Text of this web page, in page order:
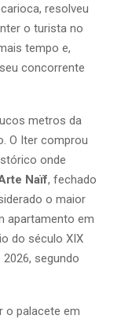
resolveu
o turista no
tempo e,
concorrente
metros da
O Iter comprou
onde
Naïf, fechado
o maior
apartamento em
do século XIX
segundo
o palacete em